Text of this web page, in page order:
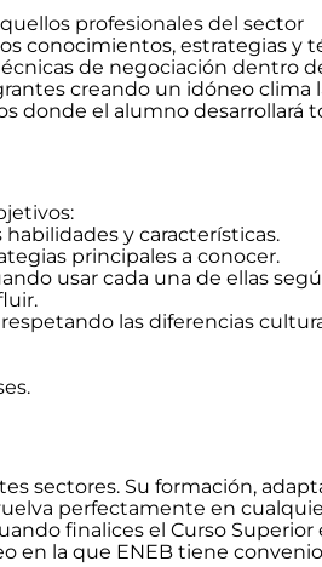
profesionales del sector
conocimientos, estrategias y
de negociación dentro
creando un idóneo clima
donde el alumno desarrollará
y características.
principales a conocer.
usar cada una de ellas
las diferencias
sectores. Su formación,
perfectamente en
finalices el Curso Superior
en la que ENEB tiene